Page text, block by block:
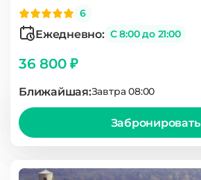
6
Ежедневно: С 8:00 до 21:00
36 800 ₽
Ближайшая:Завтра 08:00
Забронировать